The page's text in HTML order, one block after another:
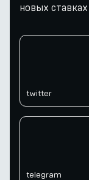
новых
twitter
telegram